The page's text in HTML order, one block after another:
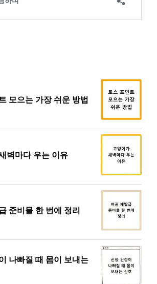
모으는 가장 쉬운 방법
벽마다 우는 이유
준비물 한 번에 정리
나빠질 때 몸이 보내는